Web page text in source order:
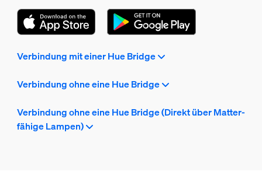
Verbindung mit einer Hue Bridge
Verbindung ohne eine Hue Bridge
Verbindung ohne eine Hue Bridge (Direkt über Matter-
fähige Lampen)